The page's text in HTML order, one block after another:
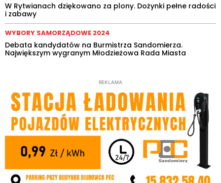
W Rytwianach dziękowano za plony. Dożynki pełne radości
i zabawy
WYBORY SAMORZĄDOWE 2024
Debata kandydatów na Burmistrza Sandomierza.
Największym wygranym Młodzieżowa Rada Miasta
REKLAMA